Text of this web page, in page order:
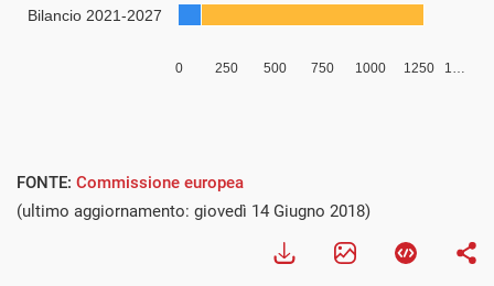
FONTE: Commissione europea
(ultimo aggiornamento: giovedì 14 Giugno 2018)